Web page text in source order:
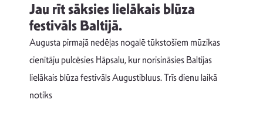
Jau rīt sāksies lielākais blūza
festivāls Baltijā.
Augusta pirmajā nedēļas nogalē tūkstošiem mūzikas
cienītāju pulcēsies Hāpsalu, kur norisināsies Baltijas
lielākais blūza festivāls Augustibluus. Trīs dienu laikā
notiks